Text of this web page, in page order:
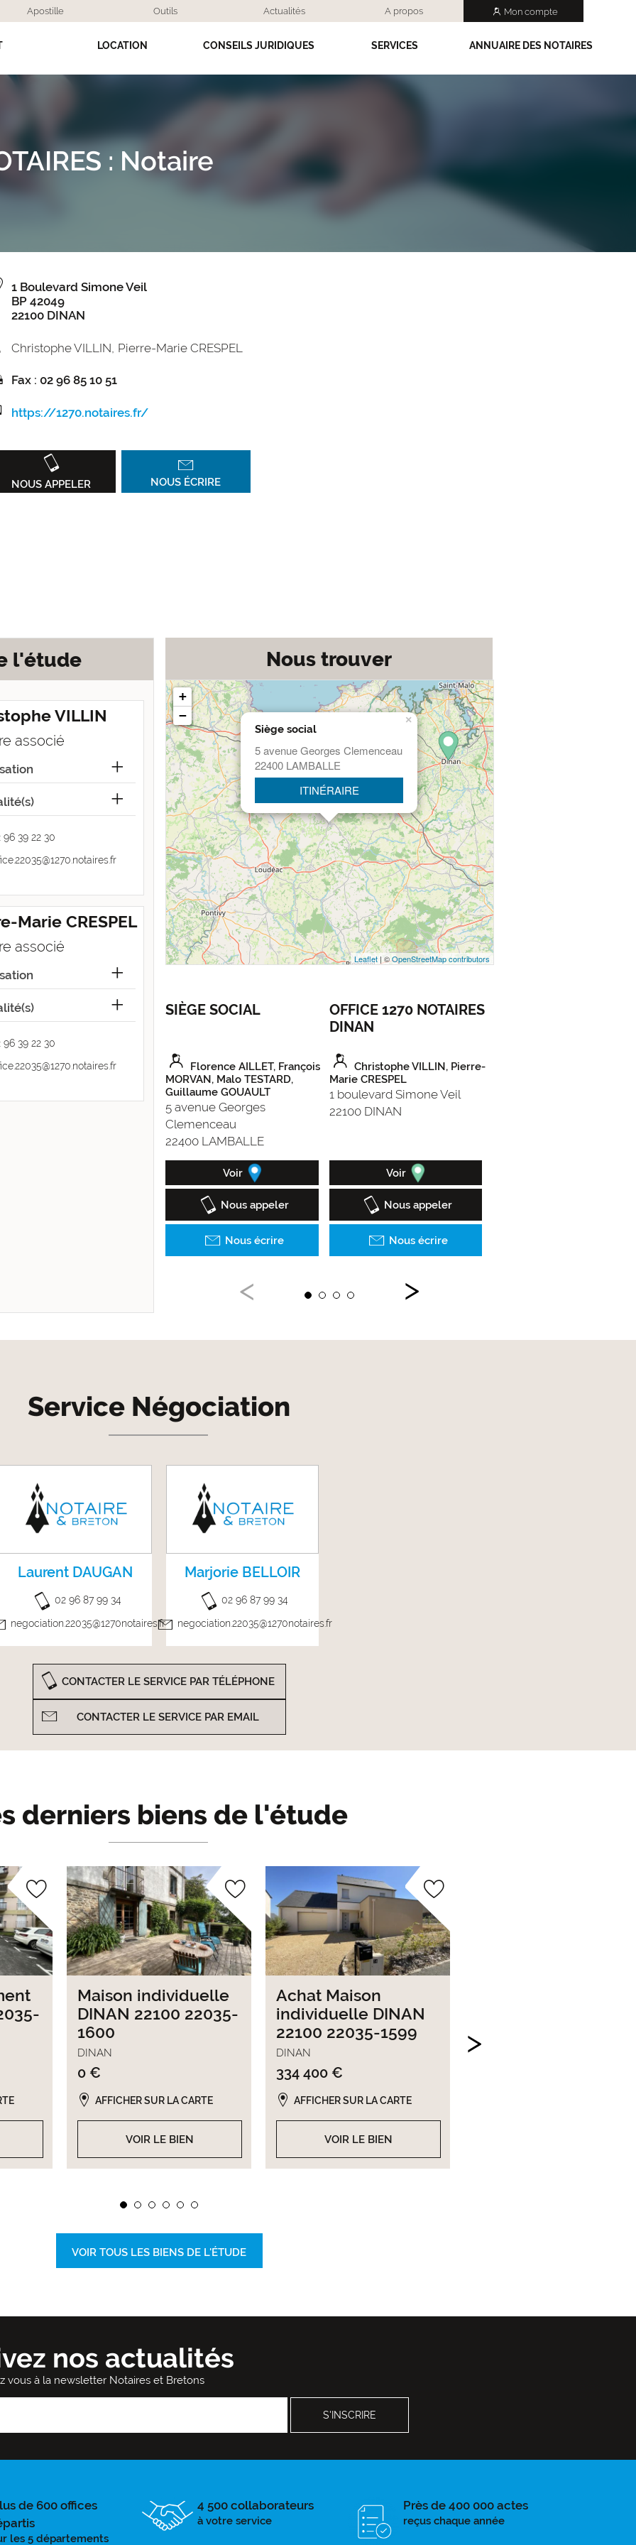
Apostille Outils Actualités A propos Mon compte
LOCATION CONSEILS JURIDIQUES SERVICES ANNUAIRE DES NOTAIRES
: Notaire
1 Boulevard Simone Veil
BP 42049
22100 DINAN
Christophe VILLIN Pierre-Marie CRESPEL
Fax : 02 96 85 10 51
https://1270.notaires.fr/
NOUS APPELER NOUS ÉCRIRE
l'étude
VILLIN
associé
96 39 22 30
Marie CRESPEL
associé
96 39 22 30
Nous trouver
Siège social
5 avenue Georges Clemenceau
22400 LAMBALLE
ITINÉRAIRE
×
+
−
Leaflet | ©OpenStreetMap contributors
SIÈGE SOCIAL
Florence AILLET, François
MORVAN, Malo TESTARD,
Guillaume GOUAULT
5 avenue Georges
Clemenceau
22400 LAMBALLE
Voir
Nous appeler
Nous écrire
OFFICE 1270 NOTAIRES
DINAN
Christophe VILLIN, Pierre-
Marie CRESPEL
1 boulevard Simone Veil
22100 DINAN
Voir
Nous appeler
Nous écrire
Service Négociation
Laurent DAUGAN
02 96 87 99 34
negociation.22035@1270notaires.fr
Marjorie BELLOIR
02 96 87 99 34
negociation.22035@1270notaires.fr
CONTACTER LE SERVICE PAR TÉLÉPHONE
CONTACTER LE SERVICE PAR EMAIL
derniers biens de l'étude
Maison individuelle
DINAN 22100 22035-
1600
DINAN
0 €
VOIR LE BIEN
AFFICHER SUR LA CARTE
Achat Maison
individuelle DINAN
22100 22035-1599
DINAN
334 400 €
VOIR LE BIEN
AFFICHER SUR LA CARTE
1614
VOIR TOUS LES BIENS DE L'ÉTUDE
nos actualités
vous à la newsletter Notaires et Bretons
de 600 offices
les 5 départements
4 500 collaborateurs
à votre service
Près de 400 000 actes
reçus chaque année